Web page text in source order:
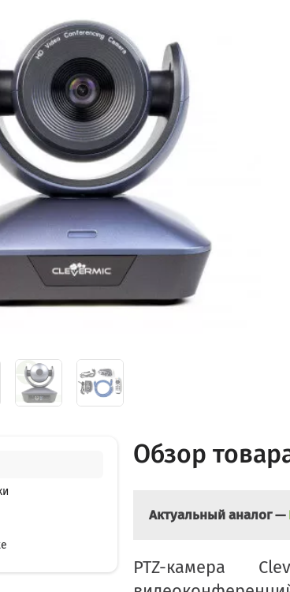
Обзор
Актуальный аналог —
PTZ-камера